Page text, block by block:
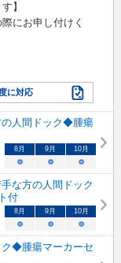
】
にお申し付けく
に対応
の人間ドック◆腫瘍
8月 9月 10月
○ ○ ○
な方の人間ドック
付
8月 9月 10月
○ ○ ○
◆腫瘍マーカーセ